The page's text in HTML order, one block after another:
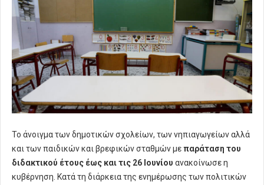
Το άνοιγμα των δημοτικών σχολείων, των νηπιαγωγείων αλλά
και των παιδικών και βρεφικών σταθμών μεπαράταση του
διδακτικού έτους έως και τις 26 Ιουνίου ανακοίνωσε η
κυβέρνηση. Κατά τη διάρκεια της ενημέρωσης των πολιτικών